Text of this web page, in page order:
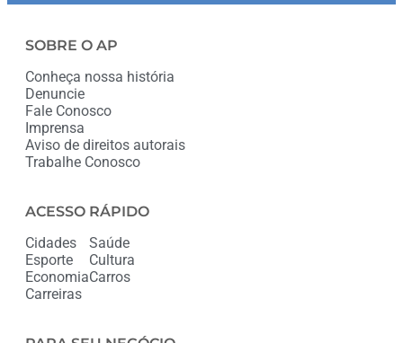
SOBRE O AP
Conheça nossa história
Denuncie
Fale Conosco
Imprensa
Aviso de direitos autorais
Trabalhe Conosco
ACESSO RÁPIDO
Cidades
Esporte
Economia
Carreiras
Saúde
Cultura
Carros